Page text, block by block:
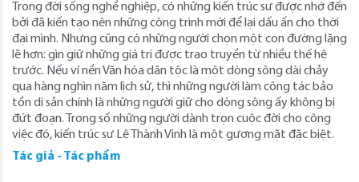
Trong đời sống nghề nghiệp, có những kiến trúc sư được nhớ đến
bởi đã kiến tạo nên những công trình mới để lại dấu ấn cho thời
đại mình. Nhưng cũng có những người chọn một con đường lặng
lẽ hơn: gìn giữ những giá trị được trao truyền từ nhiều thế hệ
trước. Nếu ví nền Văn hóa dân tộc là một dòng sông dài chảy
qua hàng nghìn năm lịch sử, thì những người làm công tác bảo
tồn di sản chính là những người giữ cho dòng sông ấy không bị
đứt đoạn. Trong số những người dành trọn cuộc đời cho công
việc đó, kiến trúc sư Lê Thành Vinh là một gương mặt đặc biệt.
Tác giả - Tác phẩm